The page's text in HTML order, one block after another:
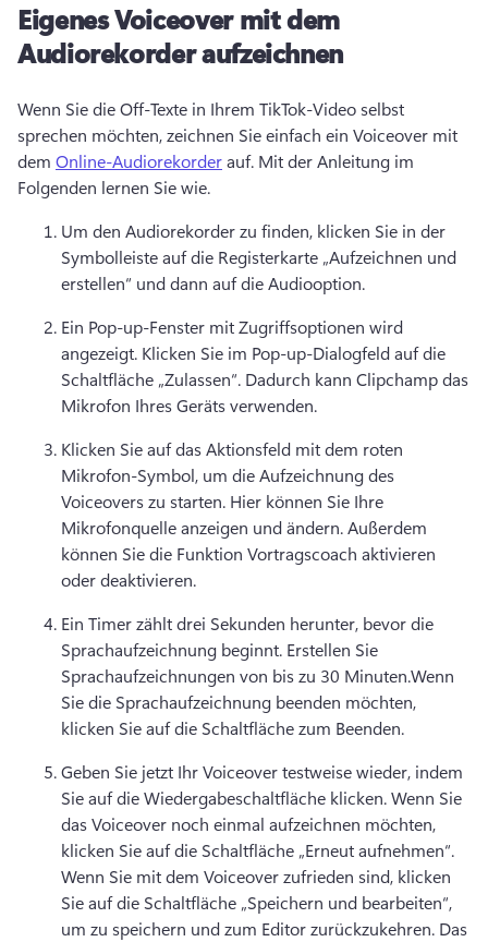
Eigenes Voiceover mit dem
Audiorekorder aufzeichnen
Wenn Sie die Off-Texte in Ihrem TikTok-Video selbst
sprechen möchten, zeichnen Sie einfach ein Voiceover mit
dem Online-Audiorekorder auf. Mit der Anleitung im
Folgenden lernen Sie wie.
Um den Audiorekorder zu finden, klicken Sie in der
Symbolleiste auf die Registerkarte „Aufzeichnen und
erstellen“ und dann auf die Audiooption.
Ein Pop-up-Fenster mit Zugriffsoptionen wird
angezeigt. Klicken Sie im Pop-up-Dialogfeld auf die
Schaltfläche „Zulassen“. Dadurch kann Clipchamp das
Mikrofon Ihres Geräts verwenden.
Klicken Sie auf das Aktionsfeld mit dem roten
Mikrofon-Symbol, um die Aufzeichnung des
Voiceovers zu starten. Hier können Sie Ihre
Mikrofonquelle anzeigen und ändern. Außerdem
können Sie die Funktion Vortragscoach aktivieren
oder deaktivieren.
Ein Timer zählt drei Sekunden herunter, bevor die
Sprachaufzeichnung beginnt. Erstellen Sie
Sprachaufzeichnungen von bis zu 30 Minuten.Wenn
Sie die Sprachaufzeichnung beenden möchten,
klicken Sie auf die Schaltfläche zum Beenden.
Geben Sie jetzt Ihr Voiceover testweise wieder, indem
Sie auf die Wiedergabeschaltfläche klicken. Wenn Sie
das Voiceover noch einmal aufzeichnen möchten,
Wenn Sie mit dem Voiceover zufrieden sind, klicken
Sie auf die Schaltfläche „Speichern und bearbeiten“,
um zu speichern und zum Editor zurückzukehren. Das